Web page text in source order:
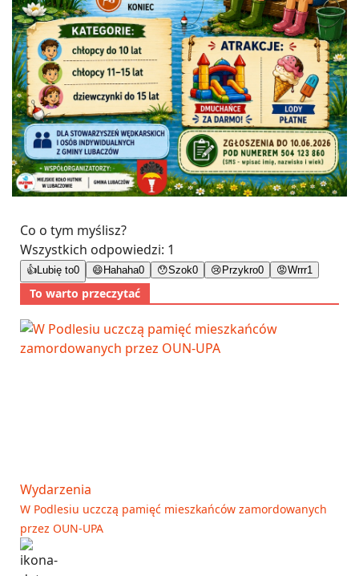
Co o tym myślisz?
Wszystkich odpowiedzi: 1
👍Lubię to0 😄 Hahaha0 😯Szok0 😢 Przykro0 😡Wrrr1
To warto przeczytać
Wydarzenia
W Podlesiu uczczą pamięć mieszkańców zamordowanych
przez OUN-UPA